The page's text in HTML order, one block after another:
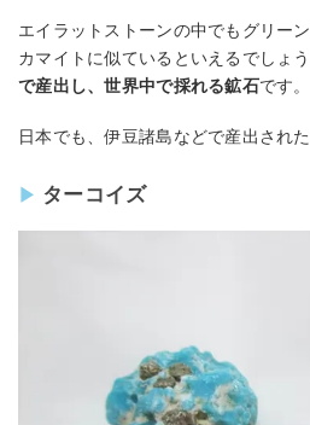
エイラットストーンの中でもグリー
カマイトに似ているといえるでしょ
で産出し、世界中で採れる鉱石です。
日本でも、伊豆諸島などで産出され
ターコイズ